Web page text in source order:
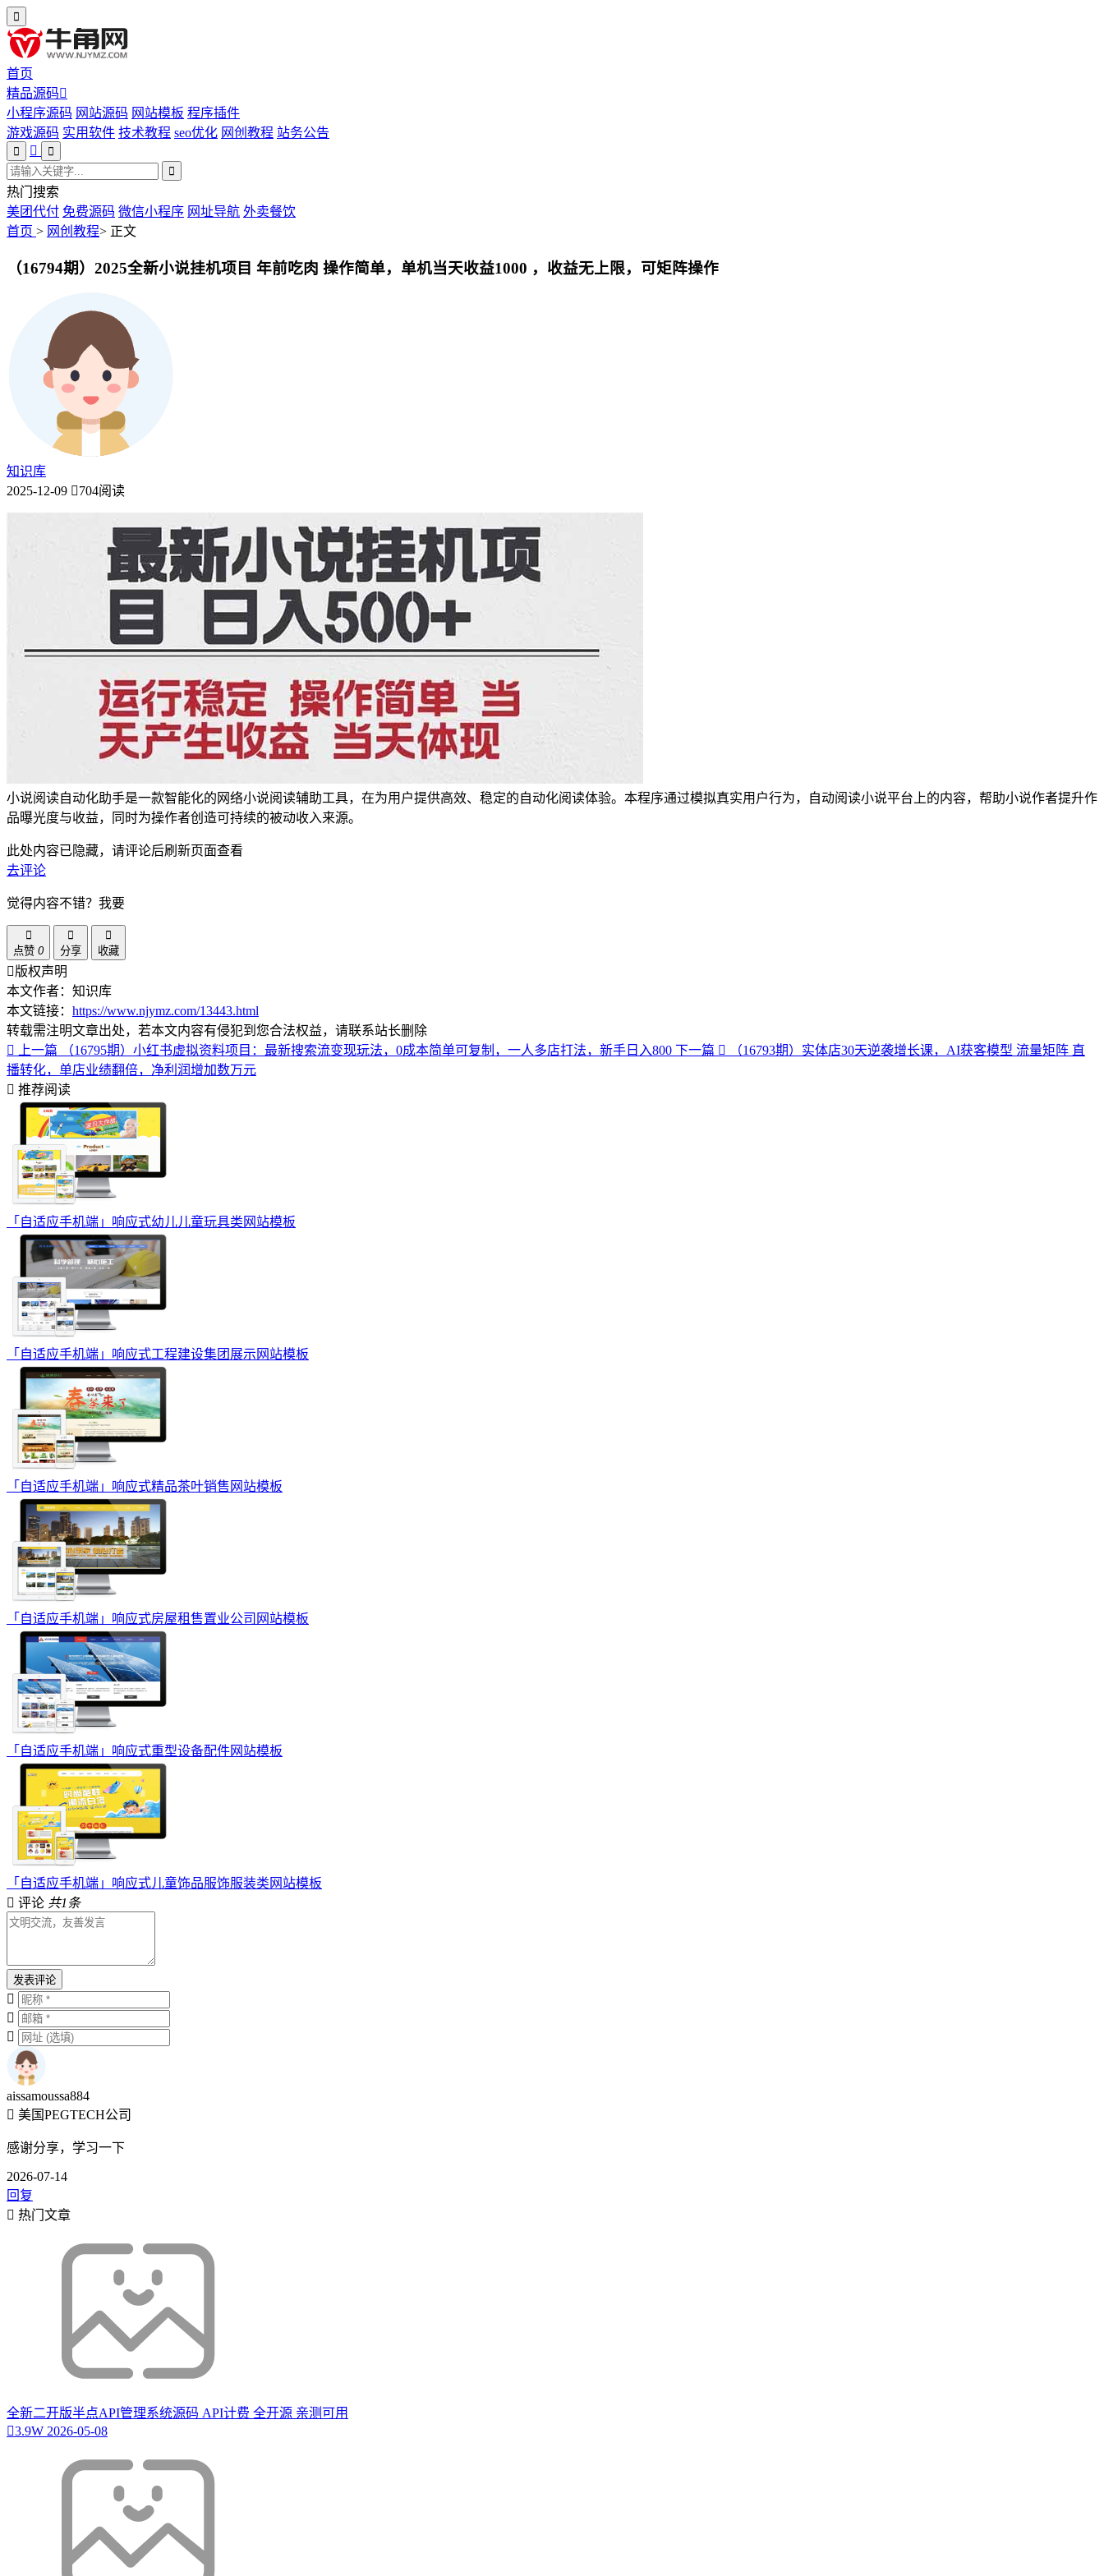
首页
精品源码
小程序源码 网站源码 网站模板 程序插件
游戏源码 实用软件 技术教程 seo优化 网创教程 站务公告
热门搜索
美团代付 免费源码 微信小程序 网址导航 外卖餐饮
首页 > 网创教程> 正文
（16794期）2025全新小说挂机项目 年前吃肉 操作简单，单机当天收益1000 ，收益无上限，可矩阵操作
知识库
2025-12-09
704阅读
小说阅读自动化助手是一款智能化的网络小说阅读辅助工具，在为用户提供高效、稳定的自动化阅读体验。本程序通过模拟真实用户行为，自动阅读小说平台上的内容，帮助小说作者提升作
品曝光度与收益，同时为操作者创造可持续的被动收入来源。
此处内容已隐藏，请评论后刷新页面查看
去评论
觉得内容不错？我要
点赞 0 分享 收藏
版权声明
本文作者：知识库
本文链接： https://www.njymz.com/13443.html
转载需注明文章出处，若本文内容有侵犯到您合法权益，请联系站长删除
上一篇
（16795期）小红书虚拟资料项目：最新搜索流变现玩法，0成本简单可复制，一人多店打法，新手日入800 下一篇
（16793期）实体店30天逆袭增长课，AI获客模型 流量矩阵 直
播转化，单店业绩翻倍，净利润增加数万元
推荐阅读
「自适应手机端」响应式幼儿儿童玩具类网站模板
「自适应手机端」响应式工程建设集团展示网站模板
「自适应手机端」响应式精品茶叶销售网站模板
「自适应手机端」响应式房屋租售置业公司网站模板
「自适应手机端」响应式重型设备配件网站模板
「自适应手机端」响应式儿童饰品服饰服装类网站模板
评论 共1条
发表评论
aissamoussa884
美国PEGTECH公司
感谢分享，学习一下
2026-07-14
回复
热门文章
全新二开版半点API管理系统源码 API计费 全开源 亲测可用
3.9W 2026-05-08